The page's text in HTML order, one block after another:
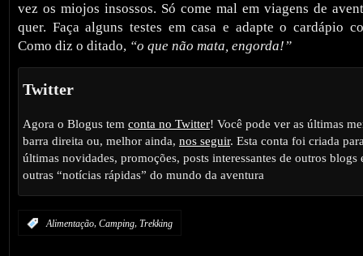
vez os miojos insossos. Só come mal em viagens de
quer. Faça alguns testes em casa e adapte o cardápio
Como diz o ditado, “o que não mata, engorda!”
Twitter
Agora o Blogus tem conta no Twitter! Você pode ver as últimas
barra direita ou, melhor ainda, nos seguir. Esta conta foi criada
últimas novidades, promoções, posts interessantes de outros blogs
outras “notícias rápidas” do mundo da aventura
:Alimentação, Camping, Trekking